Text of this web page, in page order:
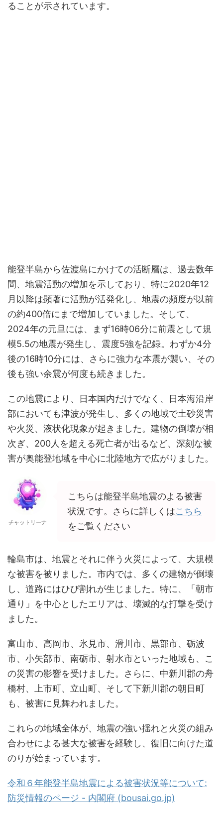
ることが示されています。
能登半島から佐渡島にかけての活断層は、過去数年
間、地震活動の増加を示しており、特に2020年12
月以降は顕著に活動が活発化し、地震の頻度が以前
の約400倍にまで増加していました。そして、
2024年の元旦には、まず16時06分に前震として規
模5.5の地震が発生し、震度5強を記録。わずか4分
後の16時10分には、さらに強力な本震が襲い、その
後も強い余震が何度も続きました。
この地震により、日本国内だけでなく、日本海沿岸
部においても津波が発生し、多くの地域で土砂災害
や火災、液状化現象が起きました。建物の倒壊が相
次ぎ、200人を超える死亡者が出るなど、深刻な被
害が奥能登地域を中心に北陸地方で広がりました。
チャットリーナ
こちらは能登半島地震のよる被害
状況です。さらに詳しくはこちら
をご覧ください
輪島市は、地震とそれに伴う火災によって、大規模
な被害を被りました。市内では、多くの建物が倒壊
し、道路にはひび割れが生じました。特に、「朝市
通り」を中心としたエリアは、壊滅的な打撃を受け
ました。
富山市、高岡市、氷見市、滑川市、黒部市、砺波
市、小矢部市、南砺市、射水市といった地域も、こ
の災害の影響を受けました。さらに、中新川郡の舟
橋村、上市町、立山町、そして下新川郡の朝日町
も、被害に見舞われました。
これらの地域全体が、地震の強い揺れと火災の組み
合わせによる甚大な被害を経験し、復旧に向けた道
のりが始まっています。
令和６年能登半島地震による被害状況等について:
防災情報のページ - 内閣府 (bousai.go.jp)